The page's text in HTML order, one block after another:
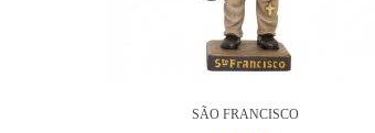
SÃO FRANCISCO